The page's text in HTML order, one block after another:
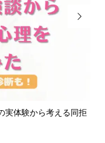
愛を表現！自宅で出来るセ
